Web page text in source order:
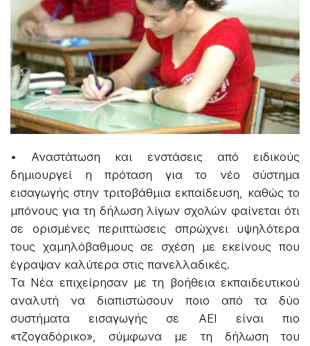
• Αναστάτωση και ενστάσεις από ειδικούς
δημιουργεί η πρόταση για το νέο σύστημα
εισαγωγής στην τριτοβάθμια εκπαίδευση, καθώς το
μπόνους για τη δήλωση λίγων σχολών φαίνεται ότι
σε ορισμένες περιπτώσεις σπρώχνει υψηλότερα
τους χαμηλόβαθμους σε σχέση με εκείνους που
έγραψαν καλύτερα στις πανελλαδικές.
Τα Νέα επιχείρησαν με τη βοήθεια εκπαιδευτικού
αναλυτή να διαπιστώσουν ποιο από τα δύο
συστήματα εισαγωγής σε ΑΕΙ είναι πιο
«τζογαδόρικο», σύμφωνα με τη δήλωση του